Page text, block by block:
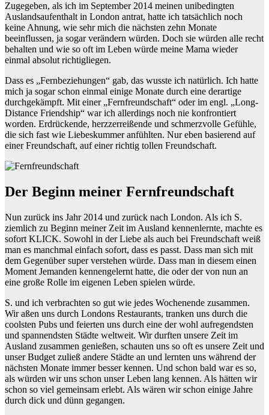
Zugegeben, als ich im September 2014 meinen unibedingten
Auslandsaufenthalt in London antrat, hatte ich tatsächlich noch
keine Ahnung, wie sehr mich die nächsten zehn Monate
beeinflussen, ja sogar verändern würden. Doch sie würden alle recht
behalten und wie so oft im Leben würde meine Mama wieder
einmal absolut richtigliegen.
Dass es „Fernbeziehungen“ gab, das wusste ich natürlich. Ich hatte
mich ja sogar schon einmal einige Monate durch eine derartige
durchgekämpft. Mit einer „Fernfreundschaft“ oder im engl. „Long-
Distance Friendship“ war ich allerdings noch nie konfrontiert
worden. Erdrückende, herzzerreißende und schmerzvolle Gefühle,
die sich fast wie Liebeskummer anfühlten. Nur eben basierend auf
einer Freundschaft, auf einer richtig tollen Freundschaft.
Der Beginn meiner Fernfreundschaft
Nun zurück ins Jahr 2014 und zurück nach London. Als ich S.
ziemlich zu Beginn meiner Zeit im Ausland kennenlernte, machte es
sofort KLICK. Sowohl in der Liebe als auch bei Freundschaft weiß
man es manchmal einfach sofort, dass es passt. Dass man sich mit
dem Gegenüber super verstehen würde. Dass man in diesem einen
Moment Jemanden kennengelernt hatte, die oder der von nun an
eine große Rolle im eigenen Leben spielen würde.
S. und ich verbrachten so gut wie jedes Wochenende zusammen.
Wir aßen uns durch Londons Restaurants, tranken uns durch die
coolsten Pubs und feierten uns durch eine der wohl aufregendsten
und spannendsten Städte weltweit. Wir durften unsere Zeit im
Ausland zusammen genießen, schauten uns so oft es unsere Zeit und
unser Budget zuließ andere Städte an und lernten uns während der
nächsten Monate immer besser kennen. Und schon bald war es so,
als würden wir uns schon unser Leben lang kennen. Als hätten wir
schon so viel gemeinsam erlebt. Als wären wir schon einige Jahre
durch dick und dünn gegangen.